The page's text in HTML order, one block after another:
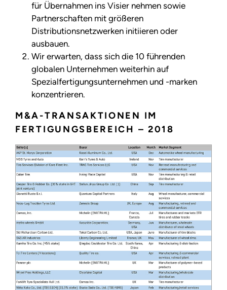
für Übernahmen ins Visier nehmen sowie
Partnerschaften mit größeren
Distributionsnetzwerken initiieren oder
ausbauen.
Wir erwarten, dass sich die 10 führenden
globalen Unternehmen weiterhin auf
Spezialfertigungsunternehmen und -marken
konzentrieren.
M&A-TRANSAKTIONEN IM
FERTIGUNGSBEREICH – 2018